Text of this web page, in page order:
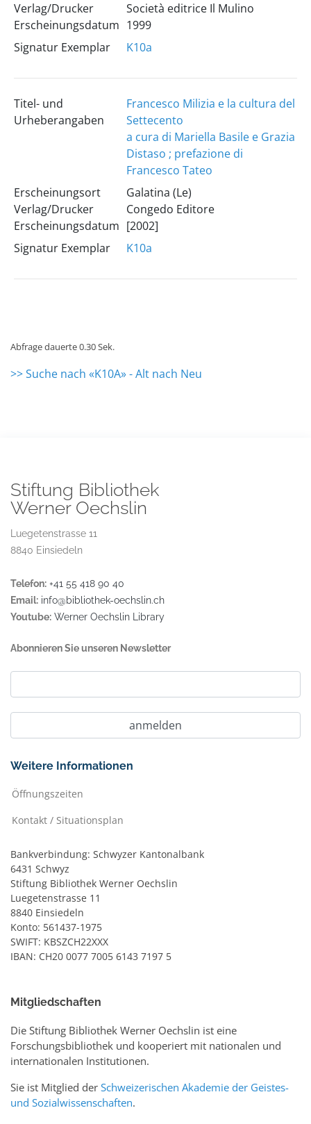
Verlag/Drucker
Erscheinungsdatum
Società editrice Il Mulino
1999
Signatur Exemplar
K10a
Titel- und
Urheberangaben
Francesco Milizia e la cultura del
Settecento
a cura di Mariella Basile e Grazia
Distaso ; prefazione di
Francesco Tateo
Erscheinungsort
Verlag/Drucker
Erscheinungsdatum
Galatina (Le)
Congedo Editore
[2002]
Signatur Exemplar
K10a
Abfrage dauerte 0.30 Sek.
>> Suche nach «K10A» - Alt nach Neu
Stiftung Bibliothek
Werner Oechslin
Luegetenstrasse 11
8840 Einsiedeln
Telefon: +41 55 418 90 40
Email: info@bibliothek-oechslin.ch
Youtube: Werner Oechslin Library
Abonnieren Sie unseren Newsletter
Weitere Informationen
Öffnungszeiten
Kontakt / Situationsplan
Bankverbindung: Schwyzer Kantonalbank
6431 Schwyz
Stiftung Bibliothek Werner Oechslin
Luegetenstrasse 11
8840 Einsiedeln
Konto: 561437-1975
SWIFT: KBSZCH22XXX
IBAN: CH20 0077 7005 6143 7197 5
Mitgliedschaften
Die Stiftung Bibliothek Werner Oechslin ist eine
Forschungsbibliothek und kooperiert mit nationalen und
internationalen Institutionen.
Sie ist Mitglied der Schweizerischen Akademie der Geistes-
und Sozialwissenschaften.